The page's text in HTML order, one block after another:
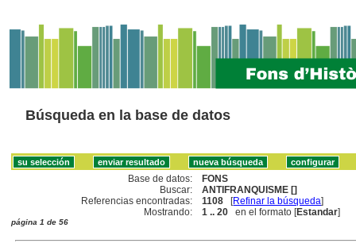
Búsqueda en la base de datos
Base de datos:
FONS
Buscar:
ANTIFRANQUISME []
Referencias encontradas:
1108 [Refinar la búsqueda]
Mostrando:
1 .. 20 en el formato [Estandar]
página 1 de 56